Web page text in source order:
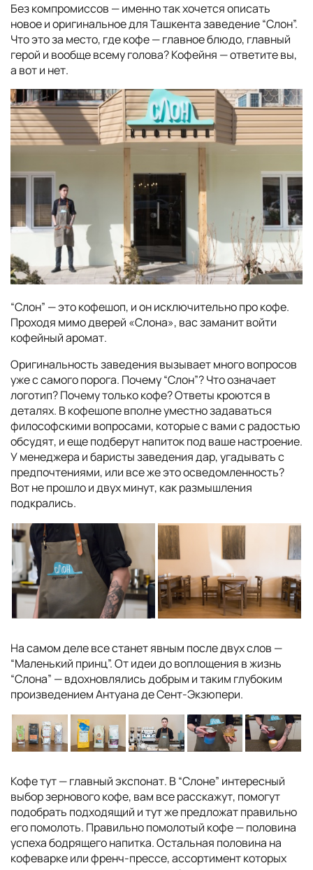
Без компромиссов — именно так хочется описать
новое и оригинальное для Ташкента заведение “Слон”.
Что это за место, где кофе — главное блюдо, главный
герой и вообще всему голова? Кофейня — ответите вы,
а вот и нет.
“Слон” — это кофешоп, и он исключительно про кофе.
Проходя мимо дверей «Слона», вас заманит войти
кофейный аромат.
Оригинальность заведения вызывает много вопросов
уже с самого порога. Почему “Слон”? Что означает
логотип? Почему только кофе? Ответы кроются в
деталях. В кофешопе вполне уместно задаваться
философскими вопросами, которые с вами с радостью
обсудят, и еще подберут напиток под ваше настроение.
У менеджера и баристы заведения дар, угадывать с
предпочтениями, или все же это осведомленность?
Вот не прошло и двух минут, как размышления
подкрались.
На самом деле все станет явным после двух слов —
“Маленький принц”. От идеи до воплощения в жизнь
“Слона” — вдохновлялись добрым и таким глубоким
произведением Антуана де Сент-Экзюпери.
Кофе тут — главный экспонат. В “Слоне” интересный
выбор зернового кофе, вам все расскажут, помогут
подобрать подходящий и тут же предложат правильно
его помолоть. Правильно помолотый кофе — половина
успеха бодрящего напитка. Остальная половина на
кофеварке или френч-прессе, ассортимент которых